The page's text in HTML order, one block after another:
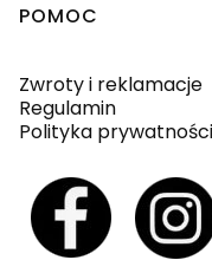
POMOC
Zwroty i reklamacje
Regulamin
Polityka prywatności